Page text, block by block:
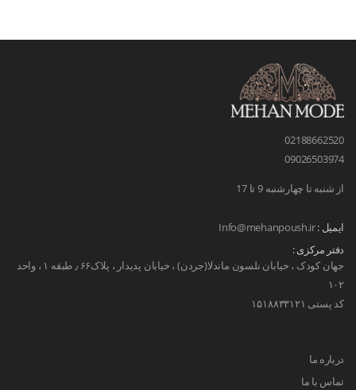
02188662520
09026503974
از شنبه تا چهارشنبه 9 تا 17
ایمیل :Info@mehanpoush.ir
دفتر مرکزی :
جهان کودک ، خیابان نلسون ماندلا(جردن) ، خیابان پدیدار ، پلاک۶۶ ٫ طبقه ۱ ، واحد
۱۰۲
کد پستی ۱۵۱۸۸۳۳۱۲۱
درباره ما
تماس با ما